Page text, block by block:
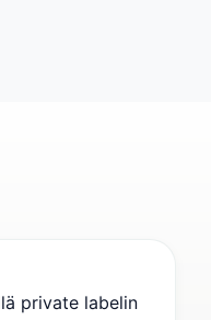
private labelin